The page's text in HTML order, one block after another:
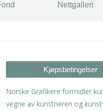
Nettgalleri
Kjøpsbetingelser
Norske Grafikere formidler
vegne av kunstneren og